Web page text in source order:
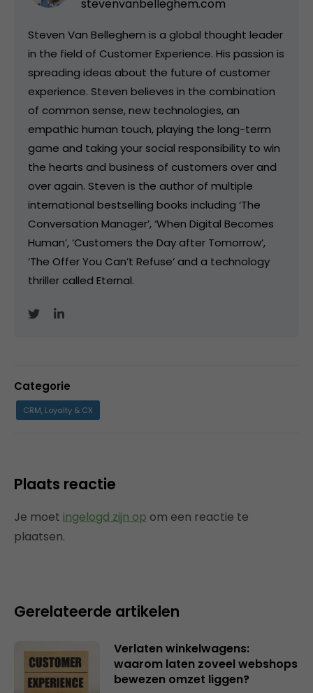
stevenvanbelleghem.com
Steven Van Belleghem is a global thought leader
in the field of Customer Experience. His passion is
spreading ideas about the future of customer
experience. Steven believes in the combination
of common sense, new technologies, an
empathic human touch, playing the long-term
game and taking your social responsibility to win
the hearts and business of customers over and
over again. Steven is the author of multiple
international bestselling books including ‘The
Conversation Manager’, ‘When Digital Becomes
Human’, ‘Customers the Day after Tomorrow’,
‘The Offer You Can’t Refuse’ and a technology
thriller called Eternal.
Categorie
CRM, Loyalty & CX
Plaats reactie
Je moet ingelogd zijn op om een reactie te
plaatsen.
Gerelateerde artikelen
Verlaten winkelwagens:
waarom laten zoveel webshops
bewezen omzet liggen?